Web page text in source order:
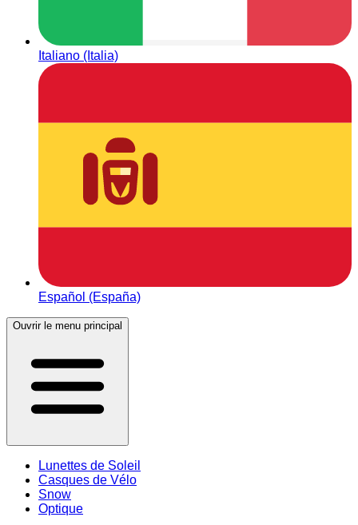
Italiano (Italia)
Español (España)
Ouvrir le menu principal
Lunettes de Soleil
Casques de Vélo
Snow
Optique